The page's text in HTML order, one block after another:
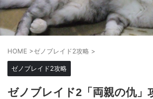
HOME >ゼノブレイド2攻略 >
ゼノブレイド2攻略
ゼノブレイド2「両親の仇」